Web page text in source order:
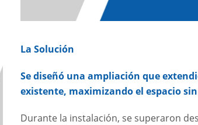
La Solución
Se diseñó una ampliación que
existente, maximizando el espacio
Durante la instalación, se superaron